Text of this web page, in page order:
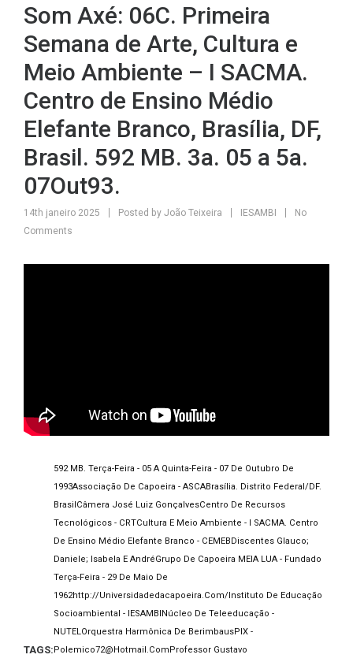
Som Axé: 06C. Primeira
Semana de Arte, Cultura e
Meio Ambiente – I SACMA.
Centro de Ensino Médio
Elefante Branco, Brasília, DF,
Brasil. 592 MB. 3a. 05 a 5a.
07Out93.
14th janeiro 2025 Posted by João Teixeira IESAMBI
No
Comments
TAGS:
592 MB. Terça-Feira - 05 A Quinta-Feira - 07 De Outubro De
1993Associação De Capoeira - ASCABrasília. Distrito Federal/DF.
Brasil Câmera José Luiz GonçalvesCentro De Recursos
Tecnológicos - CRTCultura E Meio Ambiente - I SACMA. Centro
De Ensino Médio Elefante Branco - CEMEB Discentes Glauco;
Daniele; Isabela E AndréGrupo De Capoeira MEIA LUA - Fundado
Terça-Feira - 29 De Maio De
1962Http://universidadedacapoeira.com/ Instituto De Educação
Socioambiental - IESAMBI Núcleo De Teleeducação -
NUTELOrquestra Harmônica De BerimbausPIX -
Polemico72@hotmail.com Professor Gustavo